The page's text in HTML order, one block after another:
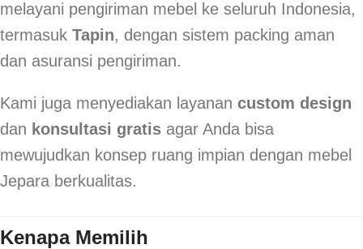
melayani pengiriman mebel ke seluruh Indonesia,
termasuk Tapin, dengan sistem packing aman
dan asuransi pengiriman.
Kami juga menyediakan layanan custom design
dan konsultasi gratis agar Anda bisa
mewujudkan konsep ruang impian dengan mebel
Jepara berkualitas.
Kenapa Memilih